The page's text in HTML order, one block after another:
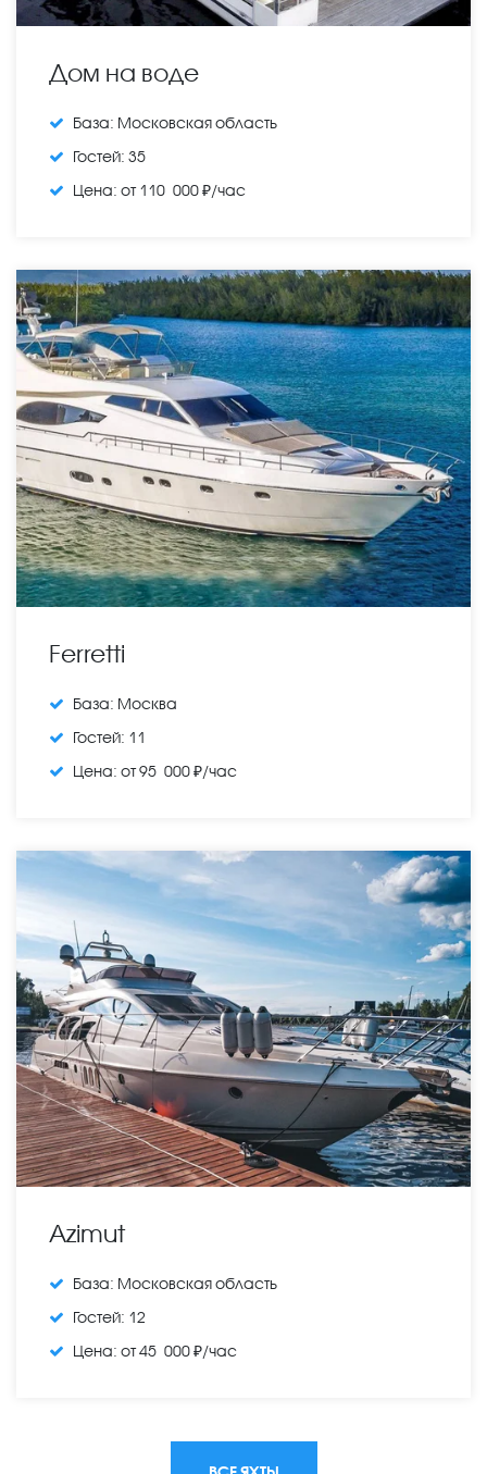
Дом на воде
База: Московская область
Гостей: 35
Цена: от 110 000 ₽/час
Ferretti
База: Москва
Гостей: 11
Цена: от 95 000 ₽/час
Azimut
База: Московская область
Гостей: 12
Цена: от 45 000 ₽/час